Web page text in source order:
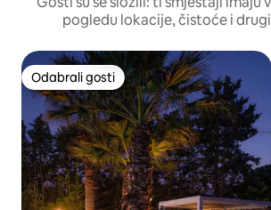
pogledu lokacije, čistoće i
Odabrali gosti
Odabrali gosti